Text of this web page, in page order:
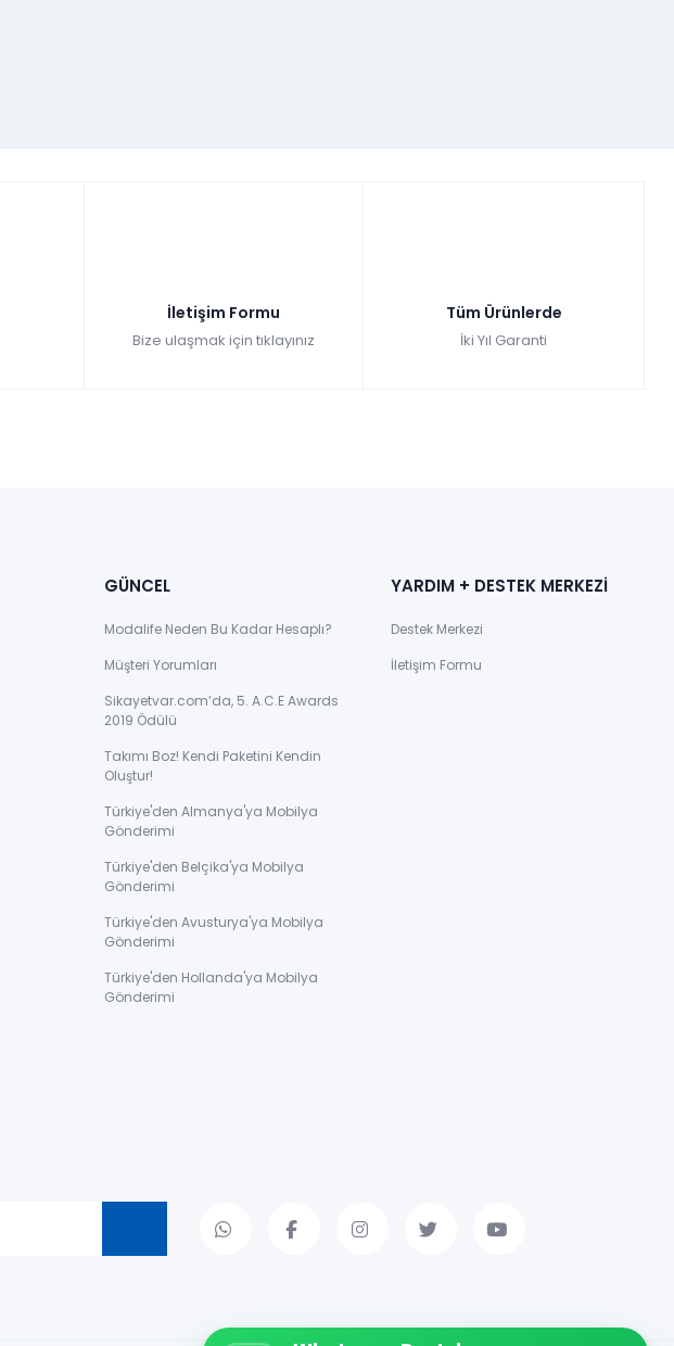
İletişim Formu
Bize ulaşmak için tıklayınız
Tüm Ürünlerde
İki Yıl Garanti
GÜNCEL
Modalife Neden Bu Kadar Hesaplı?
Müşteri Yorumları
Sikayetvar.com’da, 5. A.C.E Awards
2019 Ödülü
Takımı Boz! Kendi Paketini Kendin
Oluştur!
Türkiye'den Almanya'ya Mobilya
Gönderimi
Türkiye'den Belçika'ya Mobilya
Gönderimi
Türkiye'den Avusturya'ya Mobilya
Gönderimi
Türkiye'den Hollanda'ya Mobilya
Gönderimi
YARDIM + DESTEK MERKEZİ
Destek Merkezi
İletişim Formu